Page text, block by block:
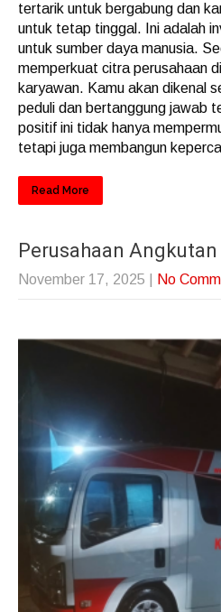
tertarik untuk bergabung dan
untuk tetap tinggal. Ini adalah
untuk sumber daya manusia.
memperkuat citra perusahaan
karyawan. Kamu akan dikenal
peduli dan bertanggung jawab
positif ini tidak hanya
tetapi juga membangun
Read More
Perusahaan
November 17, 2025 No